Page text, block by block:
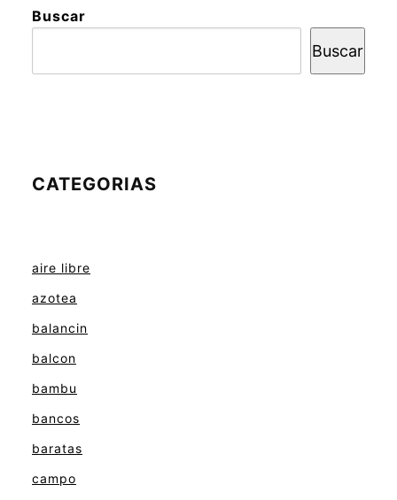
Buscar
Buscar
CATEGORIAS
aire libre
azotea
balancin
balcon
bambu
bancos
baratas
campo